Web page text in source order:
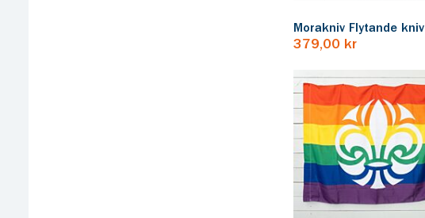
Morakniv Flytande kniv
379,00 kr